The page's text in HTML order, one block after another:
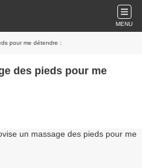
MENU
pour me détendre :
des pieds pour me